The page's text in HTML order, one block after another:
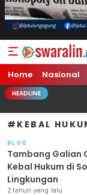
Swara Lin
Independent,
Home Nasional
HEADLINE
#KEBAL
BLOG
Tambang Galian
Kebal Hukum di
Lingkungan
2 tahun yang lalu